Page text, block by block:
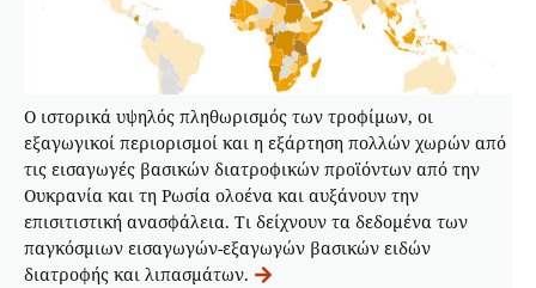
Ο ιστορικά υψηλός πληθωρισμός των τροφίμων, οι
εξαγωγικοί περιορισμοί και η εξάρτηση πολλών χωρών από
τις εισαγωγές βασικών διατροφικών προϊόντων από την
Ουκρανία και τη Ρωσία ολοένα και αυξάνουν την
επισιτιστική ανασφάλεια. Τι δείχνουν τα δεδομένα των
παγκόσμιων εισαγωγών-εξαγωγών βασικών ειδών
διατροφής και λιπασμάτων.